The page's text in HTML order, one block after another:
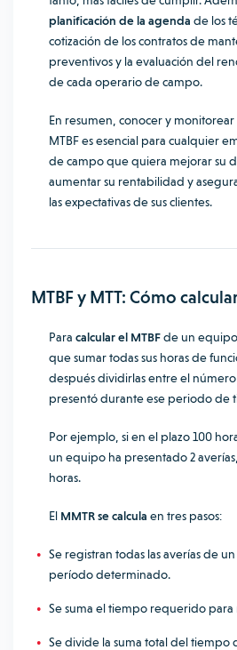
planificación de la agenda de los
cotización de los contratos de
preventivos y la evaluación del
de cada operario de campo.
En resumen, conocer y monitorear
MTBF es esencial para cualquier
de campo que quiera mejorar su
aumentar su rentabilidad y
las expectativas de sus clientes.
MTBF y MTT: Cómo
Para calcular el MTBFde un equipo
que sumar todas sus horas de
después dividirlas entre el
presentó durante ese periodo de
Por ejemplo, si en el plazo 100
un equipo ha presentado 2
horas.
El MMTR se calcula en tres pasos:
Se registran todas las averías de
período determinado.
Se suma el tiempo requerido para
Se divide la suma total del tiempo